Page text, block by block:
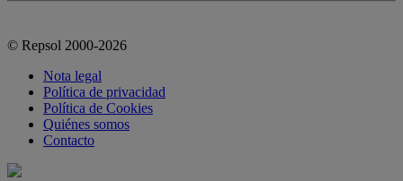
© Repsol 2000-2026
Nota legal
Política de privacidad
Política de Cookies
Quiénes somos
Contacto